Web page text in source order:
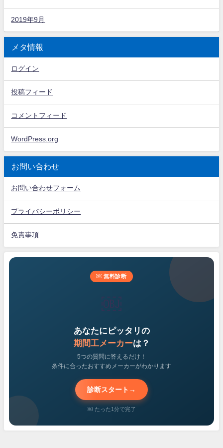
2019年9月
メタ情報
ログイン
投稿フィード
コメントフィード
WordPress.org
お問い合わせ
お問い合わせフォーム
プライバシーポリシー
免責事項
￼ 無料診断
￼
あなたにピッタリの
期間工メーカーは？
5つの質問に答えるだけ！
条件に合ったおすすめメーカーがわかります
診断スタート →
￼ たった1分で完了